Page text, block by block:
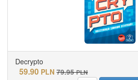
Decrypto
59.90 PLN 79.95 PLN